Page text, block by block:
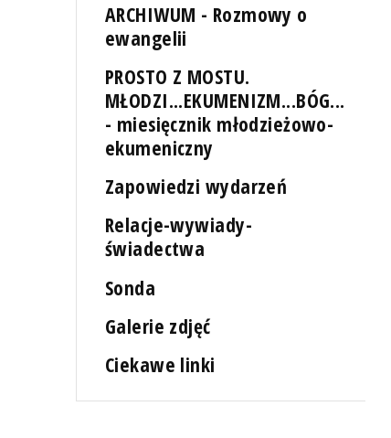
Rok 2022. źródło: https://caritas.pl/blog/2022/07/27/trwa-
ARCHIWUM - Rozmowy o
ewangelii
PROSTO Z MOSTU.
MŁODZI...EKUMENIZM...BÓG...
- miesięcznik młodzieżowo-
ekumeniczny
Zapowiedzi wydarzeń
Relacje-wywiady-
świadectwa
Sonda
Galerie zdjęć
Ciekawe linki